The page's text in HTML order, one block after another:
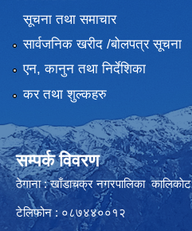
सूचना तथा समाचार
सार्वजनिक खरीद /बोलपत्र सूचना
एन, कानुन तथा निर्देशिका
कर तथा शुल्कहरु
सम्पर्क विवरण
ठेगाना : खाँडाचक्र नगरपालिका कालिकाेट
टेलिफोन : ०८७४४००१२